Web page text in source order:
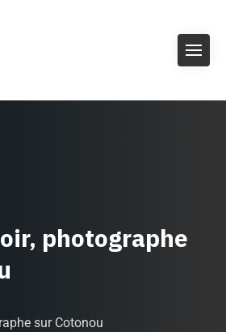
photographe
sur Cotonou